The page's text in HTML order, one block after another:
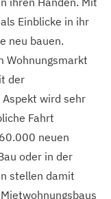
Einblicke in ihr
neu bauen.
Wohnungsmarkt
der
Aspekt wird sehr
Fahrt
neuen
oder in der
stellen damit